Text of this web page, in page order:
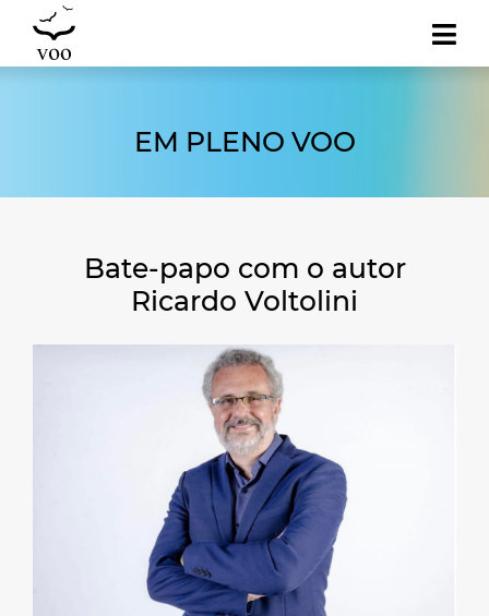
EM PLENO VOO
Bate-papo com o autor
Ricardo Voltolini